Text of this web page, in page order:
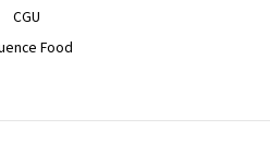
CGU
Food